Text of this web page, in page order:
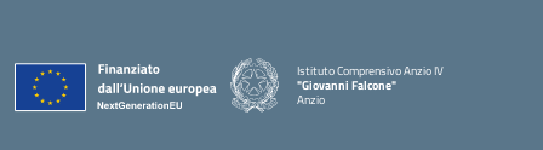
Istituto Comprensivo Anzio IV
"Giovanni Falcone"
Anzio